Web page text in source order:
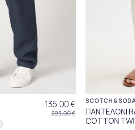
135,00 €
225,00 €
SCOTCH &
ΠΑΝΤΕΛΟΝΙ
COTTON